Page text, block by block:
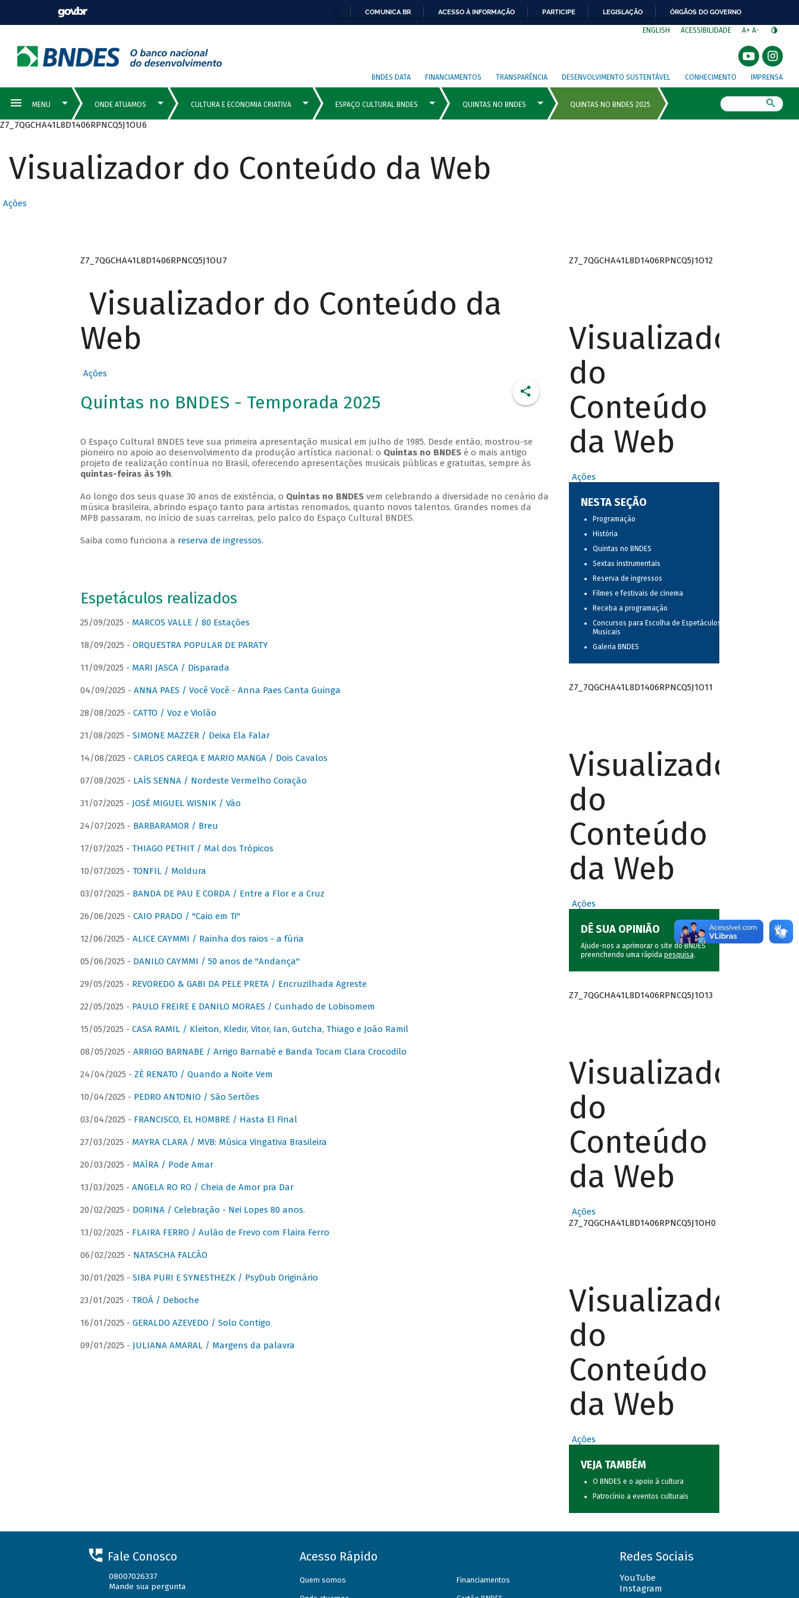
COMUNICA BR ACESSO À INFORMAÇÃO PARTICIPE LEGISLAÇÃO ÓRGÃOS DO GOVERNO
ENGLISH ACESSIBILIDADE A+ A-
BNDES DATA FINANCIAMENTOS TRANSPARÊNCIA DESENVOLVIMENTO SUSTENTÁVEL CONHECIMENTO IMPRENSA
Z7_7QGCHA41L8D1406RPNCQ5J1OU6
Visualizador do Conteúdo da Web
Ações
Z7_7QGCHA41L8D1406RPNCQ5J1OU7
Visualizador do Conteúdo da
Web
Ações
Quintas no BNDES - Temporada 2025
O Espaço Cultural BNDES teve sua primeira apresentação musical em julho de 1985. Desde então, mostrou-se
pioneiro no apoio ao desenvolvimento da produção artística nacional: o Quintas no BNDESé o mais antigo
projeto de realização contínua no Brasil, oferecendo apresentações musicais públicas e gratuitas, sempre às
quintas-feiras às 19h.
Ao longo dos seus quase 30 anos de existência, o Quintas no BNDESvem celebrando a diversidade no cenário da
música brasileira, abrindo espaço tanto para artistas renomados, quanto novos talentos. Grandes nomes da
MPB passaram, no início de suas carreiras, pelo palco do Espaço Cultural BNDES.
Saiba como funciona a reserva de ingressos.
Espetáculos realizados
25/09/2025 - MARCOS VALLE / 80 Estações
18/09/2025 - ORQUESTRA POPULAR DE PARATY
11/09/2025 - MARI JASCA / Disparada
04/09/2025 - ANNA PAES / Você Você - Anna Paes Canta Guinga
28/08/2025 - CATTO / Voz e Violão
21/08/2025 - SIMONE MAZZER / Deixa Ela Falar
14/08/2025 - CARLOS CAREQA E MARIO MANGA / Dois Cavalos
07/08/2025 - LAÍS SENNA / Nordeste Vermelho Coração
31/07/2025 - JOSÉ MIGUEL WISNIK / Vão
24/07/2025 - BARBARAMOR / Breu
17/07/2025 - THIAGO PETHIT / Mal dos Trópicos
10/07/2025 - TONFIL / Moldura
03/07/2025 - BANDA DE PAU E CORDA / Entre a Flor e a Cruz
26/06/2025 - CAIO PRADO / "Caio em Ti"
12/06/2025 - ALICE CAYMMI / Rainha dos raios - a fúria
05/06/2025 - DANILO CAYMMI / 50 anos de "Andança"
29/05/2025 - REVOREDO & GABI DA PELE PRETA / Encruzilhada Agreste
22/05/2025 - PAULO FREIRE E DANILO MORAES / Cunhado de Lobisomem
15/05/2025 - CASA RAMIL / Kleiton, Kledir, Vitor, Ian, Gutcha, Thiago e João Ramil
08/05/2025 - ARRIGO BARNABE / Arrigo Barnabé e Banda Tocam Clara Crocodilo
24/04/2025 - ZÉ RENATO / Quando a Noite Vem
10/04/2025 - PEDRO ANTONIO / São Sertões
03/04/2025 - FRANCISCO, EL HOMBRE / Hasta El Final
27/03/2025 - MAYRA CLARA / MVB: Música Vingativa Brasileira
20/03/2025 - MAÍRA / Pode Amar
13/03/2025 - ANGELA RO RO / Cheia de Amor pra Dar
20/02/2025 - DORINA / Celebração - Nei Lopes 80 anos.
13/02/2025 - FLAIRA FERRO / Aulão de Frevo com Flaira Ferro
06/02/2025 - NATASCHA FALCÃO
30/01/2025 - SIBA PURI E SYNESTHEZK / PsyDub Originário
23/01/2025 - TROÁ / Deboche
16/01/2025 - GERALDO AZEVEDO / Solo Contigo
09/01/2025 - JULIANA AMARAL / Margens da palavra
Z7_7QGCHA41L8D1406RPNCQ5J1O12
Visualizador
do
Conteúdo
da Web
Ações
NESTA SEÇÃO
Programação
História
Quintas no BNDES
Sextas instrumentais
Reserva de ingressos
Filmes e festivais de cinema
Receba a programação
Concursos para Escolha de Espetáculos
Musicais
Galeria BNDES
Z7_7QGCHA41L8D1406RPNCQ5J1O11
Visualizador
do
Conteúdo
da Web
Ações
DÊ SUA OPINIÃO
Ajude-nos a aprimorar o site do BNDES
preenchendo uma rápida pesquisa.
Z7_7QGCHA41L8D1406RPNCQ5J1O13
Visualizador
do
Conteúdo
da Web
Ações
Z7_7QGCHA41L8D1406RPNCQ5J1OH0
Visualizador
do
Conteúdo
da Web
Ações
VEJA TAMBÉM
O BNDES e o apoio à cultura
Patrocínio a eventos culturais
Fale Conosco
08007026337
Mande sua pergunta
Acesso Rápido
Quem somos Financiamentos
Redes Sociais
YouTube
Instagram